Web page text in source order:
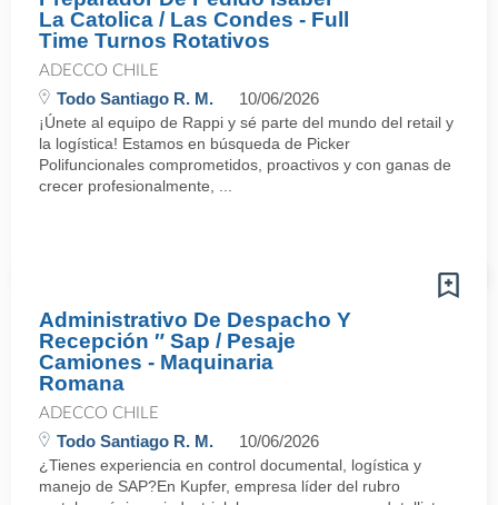
La Catolica / Las Condes - Full
Time Turnos Rotativos
ADECCO CHILE
Todo Santiago R. M. 10/06/2026
¡Únete al equipo de Rappi y sé parte del mundo del retail y
la logística! Estamos en búsqueda de Picker
Polifuncionales comprometidos, proactivos y con ganas de
crecer profesionalmente, ...
Administrativo De Despacho Y
Recepción ″ Sap / Pesaje
Camiones - Maquinaria
Romana
ADECCO CHILE
Todo Santiago R. M. 10/06/2026
¿Tienes experiencia en control documental, logística y
manejo de SAP?En Kupfer, empresa líder del rubro